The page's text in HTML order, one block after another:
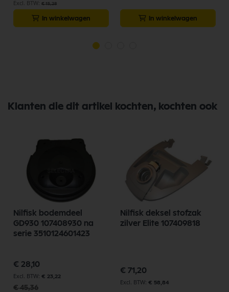
€ 15,28
In winkelwagen In winkelwagen
Klanten die dit artikel kochten, kochten ook
Nilfisk bodemdeel
GD930 107408930 na
serie 3510124601423
Speciale
prijs
€ 28,10
€ 23,22
€ 45,36
Nilfisk deksel stofzak
zilver Elite 107409818
€ 71,20
€ 58,84